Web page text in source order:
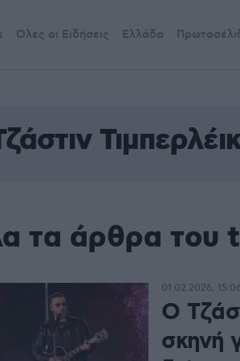
Όλες οι Ειδήσεις Ελλάδα
Τιμπερλέικ
τα άρθρα του
Ο
σκηνή
01.02.2026, 15:06